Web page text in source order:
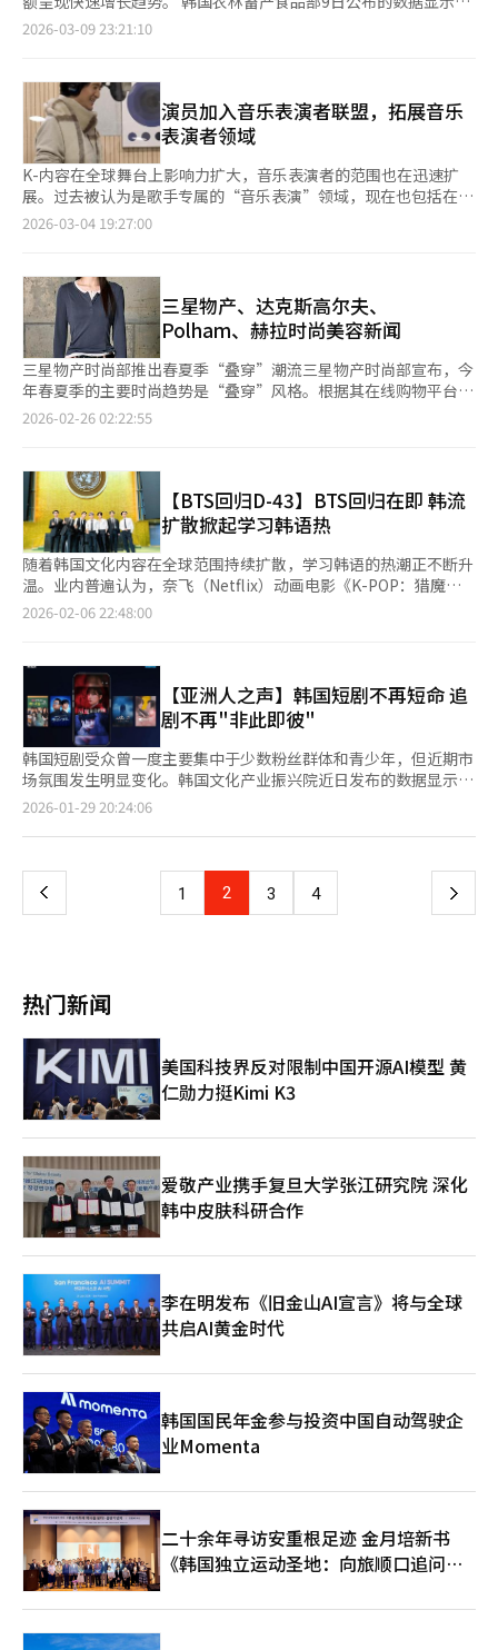
体影响力亦在扩大。BLACKPINK、ENHYPEN、ATEEZ等艺人持
续进入美国公告牌等主要音乐榜单，反映出韩国音乐内容在全球市
以“交响乐+K-POP”形式推出全国巡演，覆盖首尔、釜山、济州
等主要城市，通过现场演出进一步拓展商业化路径。 业内普遍认
为，这一模式显示韩国文化内容正由单一影视作品向“影视+音乐
+演出”的复合型知识产权（IP）结构转变。与此同时，《猎魔女
团》所呈现的韩国文化元素也引发海外关注，从K-POP体系到韩
食、传统文化乃至韩语学习热度，均呈现上升趋势，带动文化消费
与相关产业联动发展。 从整体来看，《猎魔女团》的成功不仅是
现出更强的竞争力。以《猎魔女团》为代表的韩国文化内容，正逐
步由文化输出走向文化引领，加速迈向全球文化体系的核心。
完善住宿与旅游配套设施，积极迎接这场文化带来的旅游红利。
此外。随着《与王生活的男人》观影人次突破1200万，忠清南道
当地政府正积极借助电影热度，将这座城市推向更广泛的公众视
野。 K-内容正在成为驱动韩国文化旅游的核心引擎。影视、音乐
与文化内容所催生的“打卡旅游”浪潮，正为韩国各地带来源源不
断的发展新机遇。韩国应充分发挥文化强国的优势，持续输出高质
量内容，将文化软实力转化为旅游市场增长与城市发展的强劲动
力。
始通过电影节展映、艺术院线或流媒体平台重新走近中国观众。
在这一背景下，《世界的主人》入围北京国际电影节并确定中国发
比商业大片，作者电影更容易在电影节体系和艺术院线中获得展示
空间，也更容易在影迷群体中积累口碑，因此可能成为韩国电影重
新进入中国市场的一种现实路径。 从平遥国际电影展到北京国际
电影节，再到中国香港地区上映获得良好评价，《世界的主人》正
在华语市场逐渐积累影响力。若影片最终在中国上映，也有望进一
步扩大其在华语市场的影响力。 当然，中韩电影产业合作的全面
恢复仍需要时间。单部影片的成功难以改变整体格局，但电影节平
台所释放的信号，往往能够反映文化交流的温度。笔者认为，《世
交流重新活跃的电影人和观众而言，这样的变化依然值得关注。
去年第一季度酱料类产品出口额同比增长9.1%。截至同年7月，累
力。一是韩国影视内容在全球持续走红，二是契合了全球健康饮食
的消费潮流。去年热播剧《暴君的主厨》中出现的“辣酱黄油拌
饭”“豆酱意面”等韩式融合料理，播出后迅速引发广泛关注，相
关食谱经由TikTok、YouTube等社交媒体平台广泛传播，吸引了
大批海外消费者竞相尝试。与此同时，新冠疫情后全球对免疫力提
升和健康饮食的关注度持续升温，也带动了韩国传统发酵食品需求
的增长。 值得关注的是，越来越多的知名厨师开始将韩国酱料引
入菜单创作。德国米其林二星主厨亚历山大·赫尔曼（Alexander
（Sempio）研究中心，深入了解韩国大豆发酵工艺及氨基酸鲜味
的形成原理。品尝相关料理后，他表示对辣酱辣味久久回味不散的
成因颇感兴趣。美国知名厨师马库斯·萨缪尔森（Marcus
Samuelsson）也在其华盛顿特区的餐厅推出了“辣酱釉烤三文
鱼”等特色菜品。以韩式酱料为灵感进行风味创新的尝试，正在海
外餐饮界方兴未艾。 业内人士表示：“全球美食家和知名厨师的
持续青睐，将进一步推动以酱料为核心的韩国饮食文化走向世界。
在此背景下，韩国酱料有望在海外餐饮市场确立更为稳固的地位，
2026-03-09 23:21:10
演员加入音乐表演者联盟，拓展音乐
表演者领域
K-内容在全球舞台上影响力扩大，音乐表演者的范围也在迅速扩
展。过去被认为是歌手专属的“音乐表演”领域，现在也包括在影
视作品中亲自演唱的演员。随着电视剧插曲（OST）和电影音乐通
素，而是独立的音乐内容，演员们也逐渐被视为音乐表演者。这种
变化在韩国音乐表演者联盟（会长李正贤）的新会员名单中得到了
体现。最近，演员申贤俊因与郑俊浩合作发行专辑《拥抱你
2025（feat.金俊善）》而加入了音乐表演者联盟。他在去年秘鲁
的粉丝见面会上演唱了自己出演的电视剧《天国的阶梯》OST，引
起了热议。此外，2024年热播的tvN电视剧《背着善宰逃跑》中饰
演顶级明星柳善宰并亲自演唱OST的演员边宇锡也加入了音乐表演
者联盟。去年以来，演员秋英宇、李善彬、丁海寅、金敏锡、申西
活动的比例如何，通过正式音源与大众见面的“表演”本身已被视
为一个专业领域和应受保护的权利，反映了K-内容产业结构的演
变。音乐表演者联盟常务理事金胜民表示：“K-电视剧和电影的全
球成功提升了OST的价值和影响力。演员的演唱不再是简单的附加
元素，而是独立的内容和应受保护的权利。最近音乐表演者联盟会
员的扩展正是这种产业环境变化的一个例证。”加入音乐表演者联
盟的演员可以定期收到参与的OST、插曲、主题曲的著作邻接权使
用费和广播补偿金。由于个人难以逐一追踪和索取来自广播公司、
管理国内外使用情况，保障权利。特别是，音乐表演者联盟还通过
与企业协商，对加入前产生的过去音源使用费进行追溯支付，为参
与已播出作品OST的演员提供实质性利益。这被视为弥补个人难以
应对的结构性限制的有力制度保障。此外，凭借36年来在国内外积
累的谈判能力，音乐表演者联盟还收取个别表演者难以索取的额外
著作邻接权使用费。通过与海外表演者团体的互管理协议，系统透
明地管理在YouTube、全球OTT、海外流媒体平台等产生的音乐
使用收益。※ 本报道经人工智能（AI）系统翻译与编辑。
2026-03-04 19:27:00
三星物产、达克斯高尔夫、
Polham、赫拉时尚美容新闻
三星物产时尚部推出春夏季“叠穿”潮流三星物产时尚部宣布，今
年春夏季的主要时尚趋势是“叠穿”风格。根据其在线购物平台
SSF Shop的数据，从1月1日至2月22日，“叠穿”相关关键词的
连帽外套下的衬衫袖口和下摆，Beanpole Ladies则在衬衫上加穿
短袖Polo衫。针对不擅长叠穿的消费者，8 Seconds推出了看似三
件套的T恤和衬衫细节针织衫，Kuho Plus则推出了多层次感的亨
利领T恤。其他品牌如Angae和Sand Sound也提供了独特的叠穿
建议。三星物产时尚部发言人表示，今年春天将出现更多样化和创
意的叠穿风格，建议消费者尝试展现个性和立体感的时尚。LF达克
斯高尔夫“高端战略”奏效，线下销售增长20%LF的高尔夫品牌
达克斯高尔夫宣布，今年1月至2月中旬，线下销售同比增长
第一。这一成绩归功于专注设计和材质的“高端战略”，尤其
是“安静表现”策略吸引了高端消费者。售价195万韩元的貂皮羽
绒服主要尺码已售罄。达克斯高尔夫采用了自研的高端冷感材质，
并在行业内首次引入褶皱材质。2026年春夏季将推出以柔和色调
为主的“Blooming”系列，并计划从3月起更新主要线下门店。
LF达克斯高尔夫发言人表示，面对快速变化的市场，品牌将2026
年视为重新定位的元年，计划在各方面推进高端化创新。Polham
选定演员张圭丽为2026年新代言人，期待与宋康的协同效应休闲
时尚品牌Polham宣布，选定演员张圭丽为2026年新品牌代言人。
的阳光健康形象与品牌的“感性日常休闲”理念高度契合。作为偶
像组合“fromis_9”出身的她，通过多部影视作品积累了人气。
Polham发言人表示，张圭丽的积极能量和健康形象与品牌深度共
发了“透明光泽”技术，以改善传统光泽底妆的缺点。Reflection
Cushion”荣获“Elle Beauty Awards 2026”韩国区最佳气垫
奖，1月全球销售同比增长约50%。去年9月更新的“Reflection
Skin Glow Foundation”在推出当月销售增长3.4倍，在日本东京
和大阪等地广受欢迎。赫拉发言人表示，Reflection系列不仅引领
化赫拉在全球市场的竞争力。※ 本报道经人工智能（AI）系统翻译
与编辑。
2026-02-26 02:22:55
【BTS回归D-43】BTS回归在即 韩流
扩散掀起学习韩语热
随着韩国文化内容在全球范围持续扩散，学习韩语的热潮正不断升
温。业内普遍认为，奈飞（Netflix）动画电影《K-POP：猎魔女
团》的走红，显著提升了海外受众对韩语的关注度。加之防弹少年
人对韩语的兴趣增长。特别是在影视、音乐等内容通过全球平台迅
速传播的背景下，语言作为理解文化的重要入口，其价值日益凸
显。 今年恰逢《训民正音》颁布580周年、韩文节设立100周年以
及韩文盲文“训盲正音”颁布100周年，具有重要的历史意义。政
府层面也计划推进多项相关项目，重新审视韩文的历史价值与文化
内涵。与此同时，随着BTS回归进程的推进，业内普遍期待，以K-
POP粉丝群体为中心的韩语学习需求将进一步扩大。 海外数据亦
印证了这一趋势。受《K-POP：猎魔女团》热播影响，美国社会对
韩语的关注度显著上升。《纽约时报》援引外语学习应用多邻国
22%。外媒分析指出，该动画电影OST《Golden》的歌词中多次
出现韩语，进一步激发了粉丝群体对学习韩语的兴趣。 BTS被视为
行文化，尤其是BTS，在激发全球韩语学习需求方面发挥着关键作
BTS在联合国可持续发展目标峰会这一特别活动上，以代表未来世
代的身份发表演讲，七名成员轮流使用韩语向世界传达信息，引发
广泛关注。 此外，队长RM（金南俊）去年在庆州亚太经合组织
（APEC）领导人非正式会议演讲中，也提及K-POP与韩语在全球
语境中的地位变化。他表示：“十年前BTS刚走向海外时，从未想
过用韩语演唱的歌曲能够在世界舞台上被接受。但ARMY跨越语言
与我们同行，正因如此，我们才能站在今天的位置。” 在此背景
下，一些与韩文相关的团体亦对此寄予期待，希望BTS在光化门的
演出能够成为展示韩文价值的重要契机。尤其是在是否追加设置光
化门韩文牌匾的讨论仍在持续的情况下，文化界期待通过媒体立面
投影等方式呈现韩文之美，从而进一步扩大社会层面的共识。
2026-02-06 22:48:00
【亚洲人之声】韩国短剧不再短命 追
剧不再"非此即彼"
韩国短剧受众曾一度主要集中于少数粉丝群体和青少年，但近期市
场氛围发生明显变化。韩国文化产业振兴院近日发布的数据显示，
50多岁人群中有64%、60多岁人群中56%经常观看短剧。随着观
活。 以竖屏形式，每集时长约2至3分钟，多集连载的短剧逐渐成
为紧凑、反转更为频繁，从而使用户“上瘾”。 中国是最早实现
短剧商业化的国家。过去几年，短剧在中国完成了从流量试水到稳
与演员阵容，缩小与中国市场之间的差距。 同时，韩国长视频行
业依旧保持强劲竞争力。Netflix Tudum日前公开的奈飞节目收视
统计显示，本月19至25日，《爱情怎么翻译？》累计观看次数达
到900万次，在非英语节目中居首。OTT平台持续推出高质量剧
集，证明完整叙事与沉浸式观看仍保持稳固市场。这也意味着，短
剧的崛起并非取代长视频，而是与之并行发展的全新赛道。此外，
短剧为新人导演、编剧以及尚未获得主流资源的演员提供了更多机
会。 笔者认为，长远来看，视频内容的价值并不取决于篇幅长
短，而在于质量与情感渗透力。无论是短剧还是长篇剧集，唯有在
叙事、表演与情绪表达上打动观众、引发共鸣，才能沉淀为反复观
看与讨论的经典佳作。 总而言之，韩国OTT系列作品的持续深化
与短剧的高速扩张，并非对立关系，而是共同推动影视内容发展的
重要动力。此外，短剧有望今年在韩国市场进一步扩张，成为连接
密度叙事与即时满足感的同时，也需警惕“无限续集”带来的生活
节奏紊乱。
2026-01-29 20:24:06
上
页
1 2 3 4 下
热门新闻
美国科技界反对限制中国开源AI模型 黄
仁勋力挺Kimi K3
爱敬产业携手复旦大学张江研究院 深化
韩中皮肤科研合作
李在明发布《旧金山AI宣言》将与全球
共启AI黄金时代
韩国国民年金参与投资中国自动驾驶企
业Momenta
二十余年寻访安重根足迹 金月培新书
《韩国独立运动圣地：向旅顺口追问历